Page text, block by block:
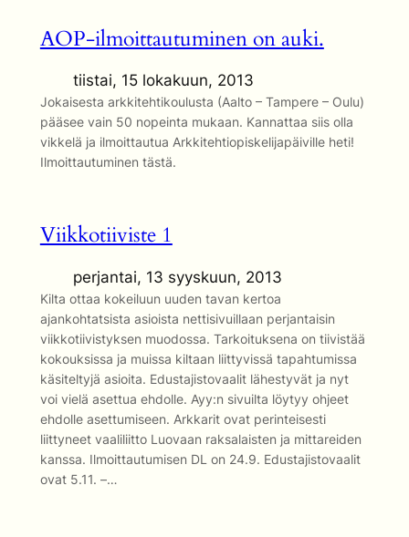
AOP-ilmoittautuminen on auki.
tiistai, 15 lokakuun, 2013
Jokaisesta arkkitehtikoulusta (Aalto – Tampere – Oulu)
pääsee vain 50 nopeinta mukaan. Kannattaa siis olla
vikkelä ja ilmoittautua Arkkitehtiopiskelijapäiville heti!
Ilmoittautuminen tästä.
Viikkotiiviste 1
perjantai, 13 syyskuun, 2013
Kilta ottaa kokeiluun uuden tavan kertoa
ajankohtatsista asioista nettisivuillaan perjantaisin
viikkotiivistyksen muodossa. Tarkoituksena on tiivistää
kokouksissa ja muissa kiltaan liittyvissä tapahtumissa
käsiteltyjä asioita. Edustajistovaalit lähestyvät ja nyt
voi vielä asettua ehdolle. Ayy:n sivuilta löytyy ohjeet
ehdolle asettumiseen. Arkkarit ovat perinteisesti
liittyneet vaaliliitto Luovaan raksalaisten ja mittareiden
kanssa. Ilmoittautumisen DL on 24.9. Edustajistovaalit
ovat 5.11. –…